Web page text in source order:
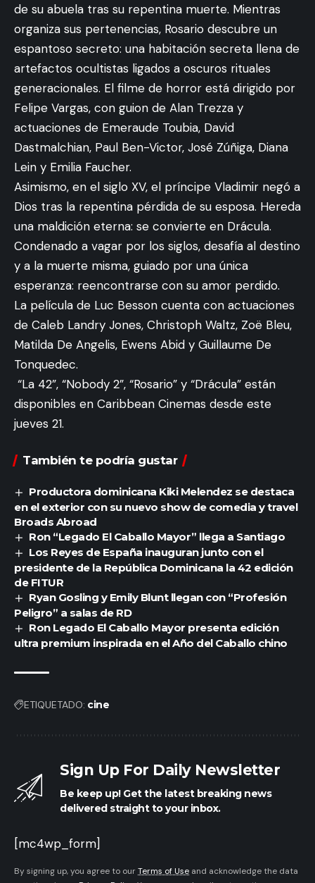
de su abuela tras su repentina muerte. Mientras
organiza sus pertenencias, Rosario descubre un
espantoso secreto: una habitación secreta llena de
artefactos ocultistas ligados a oscuros rituales
generacionales. El filme de horror está dirigido por
Felipe Vargas, con guion de Alan Trezza y
actuaciones de Emeraude Toubia, David
Dastmalchian, Paul Ben-Victor, José Zúñiga, Diana
Lein y Emilia Faucher.
Asimismo, en el siglo XV, el príncipe Vladimir negó a
Dios tras la repentina pérdida de su esposa. Hereda
una maldición eterna: se convierte en Drácula.
Condenado a vagar por los siglos, desafía al destino
y a la muerte misma, guiado por una única
esperanza: reencontrarse con su amor perdido.
La película de Luc Besson cuenta con actuaciones
de Caleb Landry Jones, Christoph Waltz, Zoë Bleu,
Matilda De Angelis, Ewens Abid y Guillaume De
Tonquedec.
“La 42”, “Nobody 2”, “Rosario” y “Drácula” están
disponibles en Caribbean Cinemas desde este
jueves 21.
También te podría gustar
Productora dominicana Kiki Melendez se destaca
en el exterior con su nuevo show de comedia y travel
Broads Abroad
Ron “Legado El Caballo Mayor” llega a Santiago
Los Reyes de España inauguran junto con el
presidente de la República Dominicana la 42 edición
de FITUR
Ryan Gosling y Emily Blunt llegan con “Profesión
Peligro” a salas de RD
Ron Legado El Caballo Mayor presenta edición
ultra premium inspirada en el Año del Caballo chino
ETIQUETADO: cine
Sign Up For Daily Newsletter
Be keep up! Get the latest breaking news
delivered straight to your inbox.
[mc4wp_form]
By signing up, you agree to ourTerms of Use and acknowledge the data
Los Amigos Invisibles, nuevamente sorprenden a
sus fanáticos, ahora, con su más reciente sencillo
titulado“SUGGA DADDY ”, un tema que promete
identificar a quien lo escuche, por medio de un
Groove pegajoso, picardía en su letra pero sobre
todo mucho Papi Love al mejor estilo de Los
Amigos.
El tema está basado en hechos de la vida real, de
esos temas que están en el tapete mundial, con
situaciones que nos rodean, que nos pasan y que
muy probablemente nos seguirán pasando,
porque, quién no ha pensado e incluso soñado con
unSugga Daddy.
Este nuevo éxito de Los Amigos Invisibles es un
funk súper sabroso, de esos que te agarran por la
cintura y no te sueltan. Un tema que, como los
grandes clásicos de la agrupación venezolana, está
lleno de energía, sabor, groove y descaro.
Sugga Daddy
salir de cacería, a bailar hasta abajo y, sobre todo,
para no pedirle permiso a nadie a la hora de vacilar.
Es un combo musical de alto calibre.
Invisibles, el maestro Daniel Saa
talentosoManu Lara, con mezclas realizadas
porErik AldreyyManu Lara.
Este nuevo sencillo incluye, además, un
track
especial únicamente con las voces, pensado para
invitar a DJs y productores a crear sus propios
remixes, llevando
musicales posibles.
Ya disponible en todas las plataformas digitales,
este tema está listo para sonar, disfrutarse, mover
vuelta al trap dominicano junto con ONErpm
Valentina presenta nueva producción musical de
larga duración
NICKI NICOLE ESTRENA SU PRIMERA
“PERROS&GATA$
Belén Maggi la talentosa bailarina argentina que
Continuar leyendo
© 2024 Rumbeo.com. All Rights Reserved.
Contacto